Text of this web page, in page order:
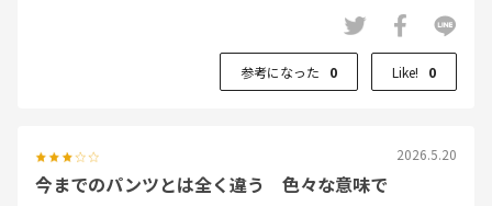
参考になった 0 Like! 0
2026.5.20
今までのパンツとは全く違う 色々な意味で